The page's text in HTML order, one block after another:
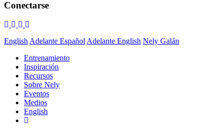
Conectarse
English Adelante Español Adelante English Nely Galán
Entrenamiento
Inspiración
Recursos
Sobre Nely
Eventos
Medios
English